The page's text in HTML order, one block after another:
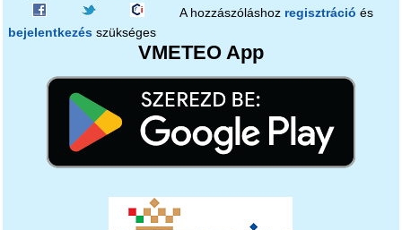
A hozzászóláshoz regisztráció és
bejelentkezés szükséges
VMETEO App